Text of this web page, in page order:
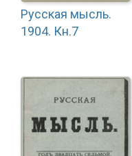
Русская мысль.
1904. Кн.7